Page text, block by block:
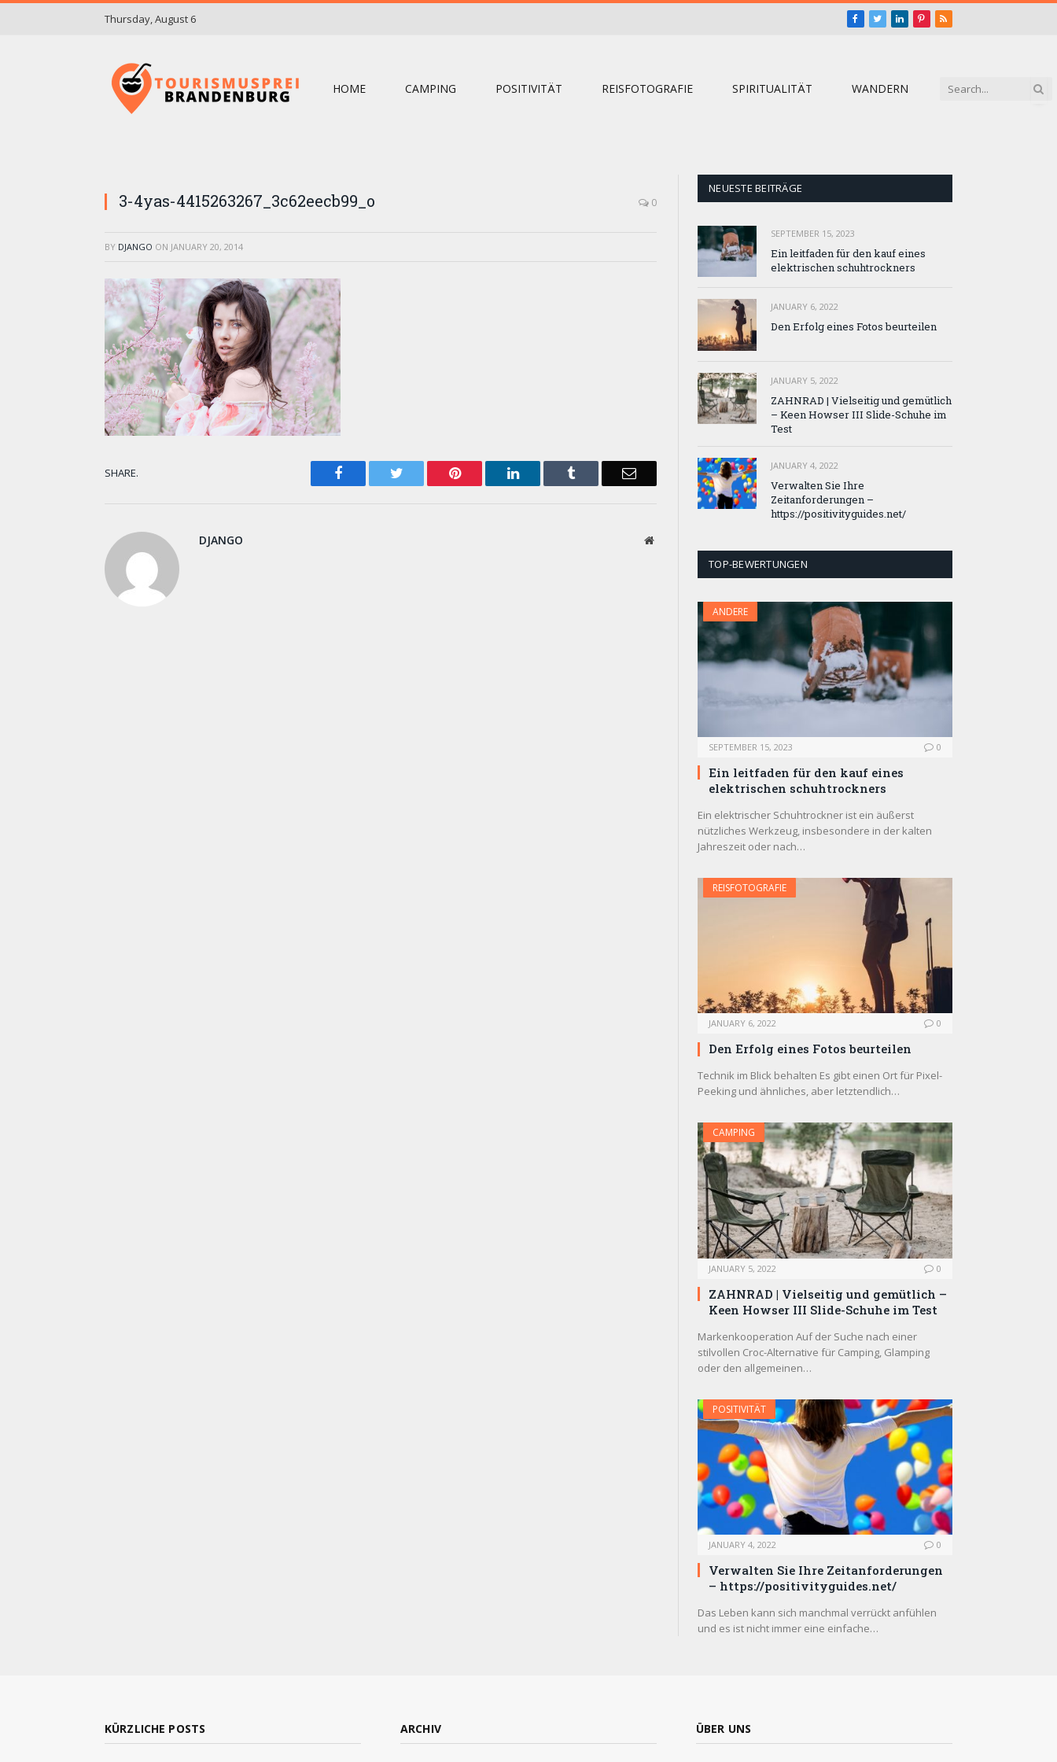
Thursday, August 6 Facebook
TwitterLinkedInPinterest
RSS
HOME CAMPING POSITIVITÄT REISFOTOGRAFIE SPIRITUALITÄT WANDERN
3-4yas-4415263267_3c62eecb99_o 0
BY DJANGO ON JANUARY 20, 2014
SHARE. Facebook Twitter Pinterest LinkedIn Tumblr Email
DJANGO Website
NEUESTE BEITRÄGE
SEPTEMBER 15, 2023
Ein leitfaden für den kauf eines
elektrischen schuhtrockners
JANUARY 6, 2022
Den Erfolg eines Fotos beurteilen
JANUARY 5, 2022
ZAHNRAD ​​| Vielseitig und gemütlich
– Keen Howser III Slide-Schuhe im
Test
JANUARY 4, 2022
Verwalten Sie Ihre
Zeitanforderungen –
https://positivityguides.net/
TOP-BEWERTUNGEN
ANDERE
SEPTEMBER 15, 2023 0
Ein leitfaden für den kauf eines
elektrischen schuhtrockners
Ein elektrischer Schuhtrockner ist ein äußerst
nützliches Werkzeug, insbesondere in der kalten
Jahreszeit oder nach…
REISFOTOGRAFIE
JANUARY 6, 2022 0
Den Erfolg eines Fotos beurteilen
Technik im Blick behalten Es gibt einen Ort für Pixel-
Peeking und ähnliches, aber letztendlich…
CAMPING
JANUARY 5, 2022 0
ZAHNRAD ​​| Vielseitig und gemütlich –
Keen Howser III Slide-Schuhe im Test
Markenkooperation Auf der Suche nach einer
stilvollen Croc-Alternative für Camping, Glamping
oder den allgemeinen…
POSITIVITÄT
JANUARY 4, 2022 0
Verwalten Sie Ihre Zeitanforderungen
– https://positivityguides.net/
Das Leben kann sich manchmal verrückt anfühlen
und es ist nicht immer eine einfache…
KÜRZLICHE POSTS ARCHIV ÜBER UNS